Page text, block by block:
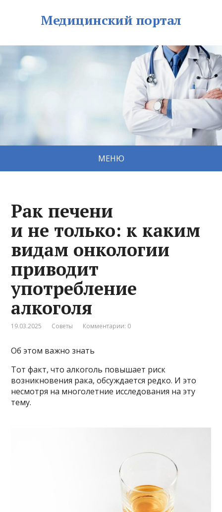
Медицинский портал
МЕНЮ
Рак печени
и не только: к каким
видам онкологии
приводит
употребление
алкоголя
19.03.2025 Советы Комментарии: 0
Об этом важно знать
Тот факт, что алкоголь повышает риск
возникновения рака, обсуждается редко. И это
несмотря на многолетние исследования на эту
тему.